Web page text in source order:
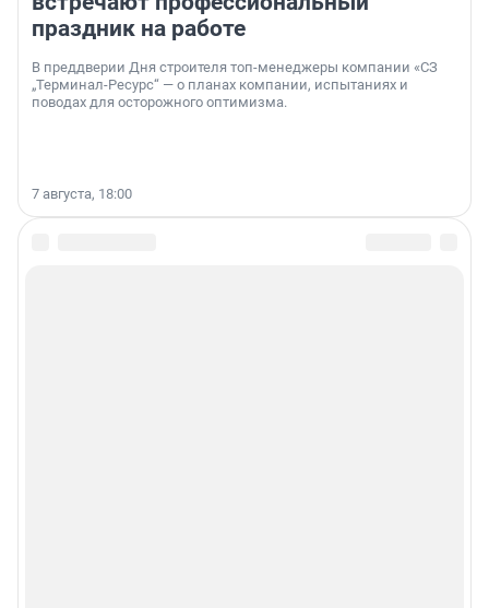
праздник на работе
В преддверии Дня строителя топ-менеджеры компании «СЗ
„Терминал-Ресурс“ — о планах компании, испытаниях и
поводах для осторожного оптимизма.
7 августа, 18:00